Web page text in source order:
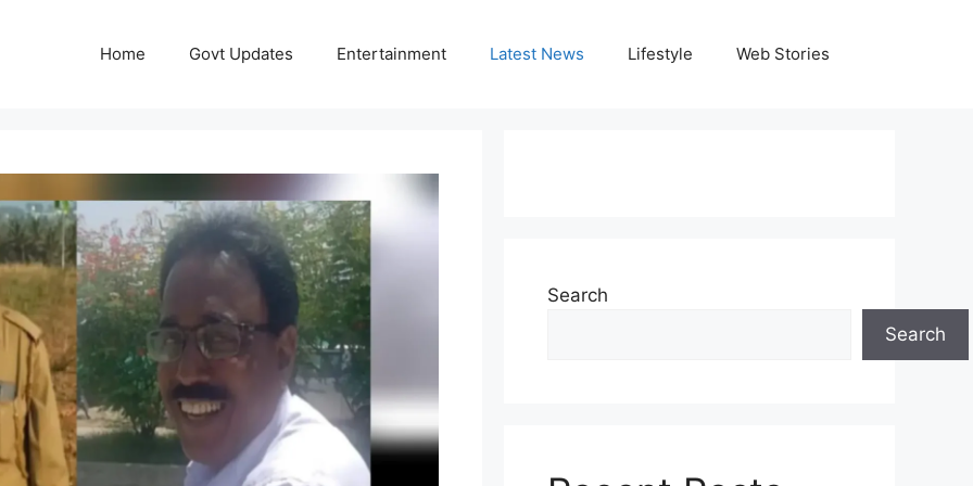
Home Govt Updates Entertainment Latest News Lifestyle Web Stories
Search
Search